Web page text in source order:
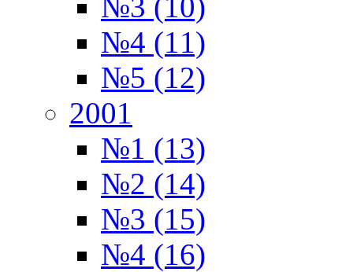
№4 (11)
№5 (12)
2001
№1 (13)
№2 (14)
№3 (15)
№4 (16)